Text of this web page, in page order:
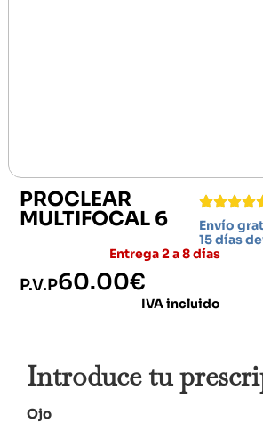
PROCLEAR
MULTIFOCAL 6
Envío
15 días
Entrega 2 a 8 días
P.V.P60.00€
IVA incluido
Introduce tu
Ojo